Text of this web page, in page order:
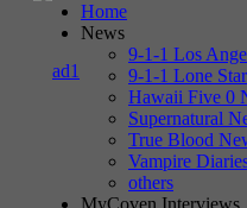
Home
News
9-1-1 Los
9-1-1 Lone Star
Hawaii Five 0
Supernatural
True Blood
Vampire
others
MyCoven Interviews